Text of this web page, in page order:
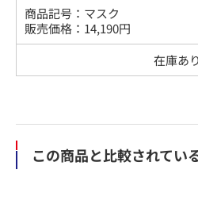
商品記号： マスク
販売価格： 14,190円
在庫あり
この商品と比較されてい